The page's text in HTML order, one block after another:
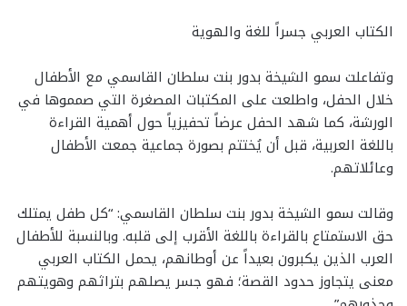
الكتاب العربي جسراً للغة والهوية
وتفاعلت سمو الشيخة بدور بنت سلطان القاسمي مع الأطفال
خلال الحفل، واطلعت على المكتبات المصغرة التي صمموها في
الورشة، كما شهد الحفل عرضاً تحفيزياً حول أهمية القراءة
باللغة العربية، قبل أن يُختتم بصورة جماعية جمعت الأطفال
وعائلاتهم.
وقالت سمو الشيخة بدور بنت سلطان القاسمي: “كل طفل يمتلك
حق الاستمتاع بالقراءة باللغة الأقرب إلى قلبه. وبالنسبة للأطفال
العرب الذين يكبرون بعيداً عن أوطانهم، يحمل الكتاب العربي
معنى يتجاوز حدود القصة؛ فهو جسر يصلهم بتراثهم وهويتهم